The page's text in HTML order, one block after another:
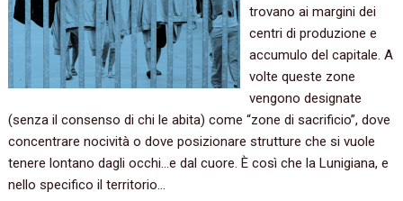
trovano ai margini dei
centri di produzione e
accumulo del capitale. A
volte queste zone
vengono designate
(senza il consenso di chi le abita) come “zone di sacrificio”, dove
concentrare nocività o dove posizionare strutture che si vuole
tenere lontano dagli occhi…e dal cuore. È così che la Lunigiana, e
nello specifico il territorio…